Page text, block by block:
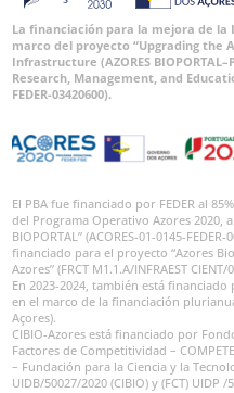
La financiación para la mejora de
marco del proyecto “Upgrading the
Infrastructure (AZORES
Research, Management, and
FEDER-03420600).
El PBA fue financiado por FEDER al
del Programa Operativo Azores 2020,
BIOPORTAL” (ACORES-01-0145-
financiado para el proyecto “Azores
Azores” (FRCT M1.1.A/INFRAEST
En 2023-2024, también está
en el marco de la financiación
Açores).
CIBIO-Azores está financiado por
Factores de Competitividad –
– Fundación para la Ciencia y la
UIDB/50027/2020 (CIBIO) y (FCT) UIDP /